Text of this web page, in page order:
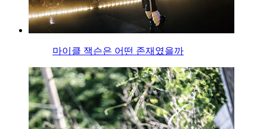
마이클 잭슨은 어떤 존재였을까